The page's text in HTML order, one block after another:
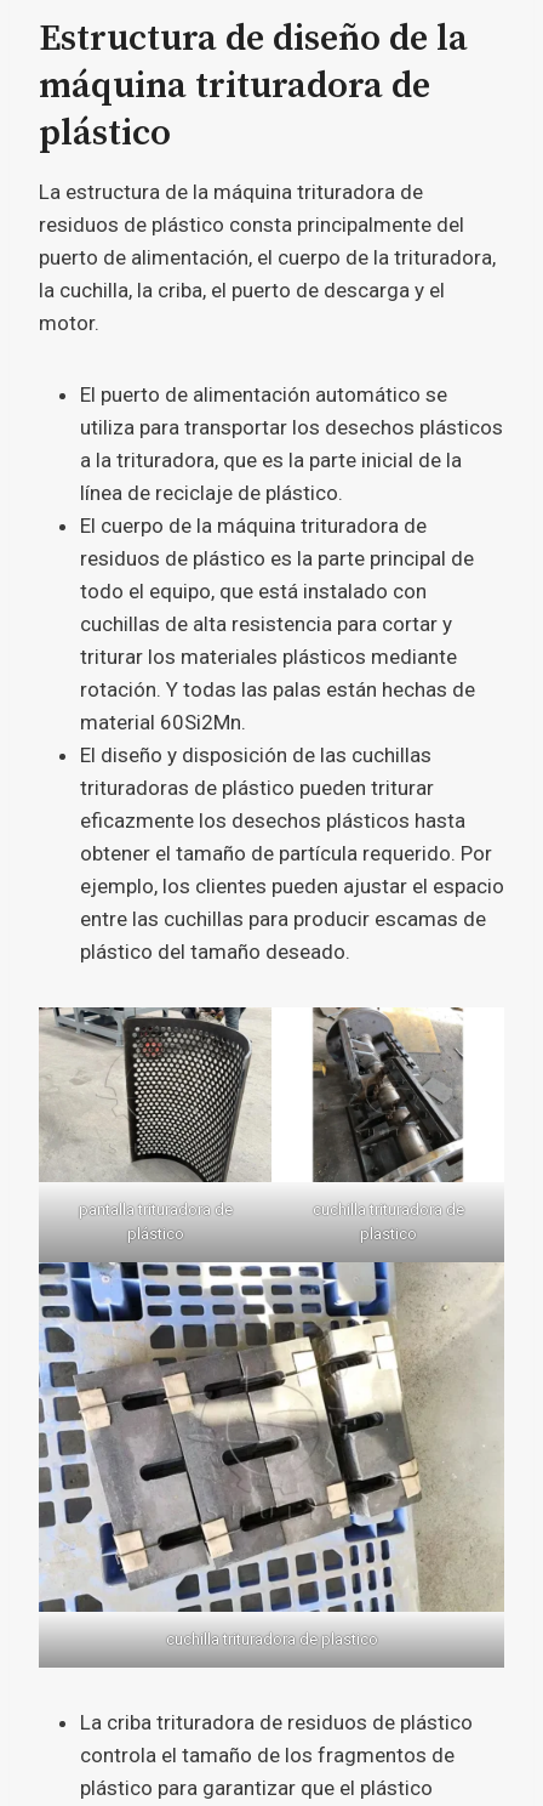
Estructura de diseño de la
máquina trituradora de
plástico
La estructura de la máquina trituradora de
residuos de plástico consta principalmente del
puerto de alimentación, el cuerpo de la trituradora,
la cuchilla, la criba, el puerto de descarga y el
motor.
El puerto de alimentación automático se
utiliza para transportar los desechos plásticos
a la trituradora, que es la parte inicial de la
línea de reciclaje de plástico.
El cuerpo de la máquina trituradora de
residuos de plástico es la parte principal de
todo el equipo, que está instalado con
cuchillas de alta resistencia para cortar y
triturar los materiales plásticos mediante
rotación. Y todas las palas están hechas de
material 60Si2Mn.
El diseño y disposición de las cuchillas
trituradoras de plástico pueden triturar
eficazmente los desechos plásticos hasta
obtener el tamaño de partícula requerido. Por
ejemplo, los clientes pueden ajustar el espacio
entre las cuchillas para producir escamas de
plástico del tamaño deseado.
pantalla trituradora de
plástico
cuchilla trituradora de
plastico
cuchilla trituradora de plastico
La criba trituradora de residuos de plástico
controla el tamaño de los fragmentos de
plástico para garantizar que el plástico